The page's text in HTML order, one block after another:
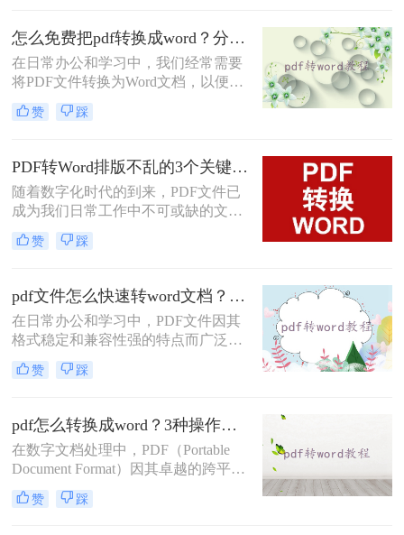
修改、编辑或进一步处理。那么pdf转
word文档怎么转换呢？本文将介绍三
种将PDF转换为Word文档的方法。
怎么免费把pdf转换成word？分享3种转换方法!
在日常办公和学习中，我们经常需要
将PDF文件转换为Word文档，以便进
行编辑和修改。那么怎么免费把pdf转
换成word呢？本文将介绍三种免费将
赞 踩
PDF转Word排版不乱的3个关键设置，第一步很多人就错了！
随着数字化时代的到来，PDF文件已
成为我们日常工作中不可或缺的文档
格式。然而，有时我们需要对PDF中
的内容进行编辑和修改，这就需要将
介绍三种怎样把pdf转换成word的方
法，帮助您更好地完成这项任务。
赞 踩
pdf文件怎么快速转word文档？这三种方法你可以试试！
在日常办公和学习中，PDF文件因其
格式稳定和兼容性强的特点而广泛使
用。然而，有时我们需要将PDF文件
转换为Word文档以便于编辑和修改。
本文将介绍几种快速将PDF文件转换
为Word文档的方法，帮助您轻松应对
这一需求。
赞 踩
pdf怎么转换成word？3种操作免费方法分享给你!
在数字文档处理中，PDF（Portable
Document Format）因其卓越的跨平台
兼容性和内容稳定性而广受欢迎。然
而，在某些情况下，我们可能需要将
赞 踩